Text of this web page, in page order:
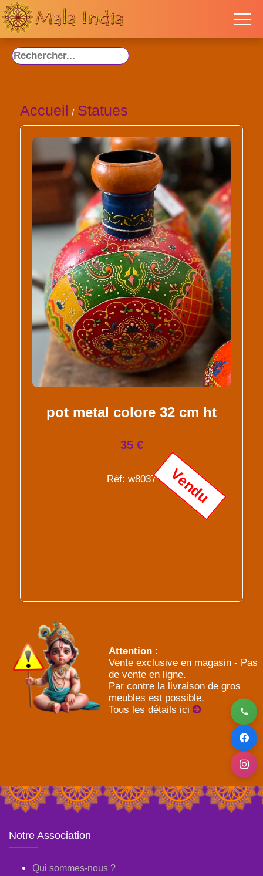
Accueil / Statues
pot metal colore 32 cm ht
35 €
Réf: w8037 Vendu
Attention :
Vente exclusive en magasin - Pas
de vente en ligne.
Par contre la livraison de gros
meubles est possible.
Tous les détails ici
Notre Association
Qui sommes-nous ?